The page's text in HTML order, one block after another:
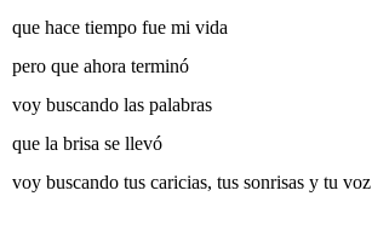
que hace tiempo fue mi vida
pero que ahora terminó
voy buscando las palabras
que la brisa se llevó
voy buscando tus caricias, tus sonrisas y tu voz